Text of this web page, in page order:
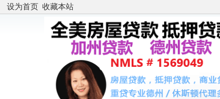
设为首页 收藏本站